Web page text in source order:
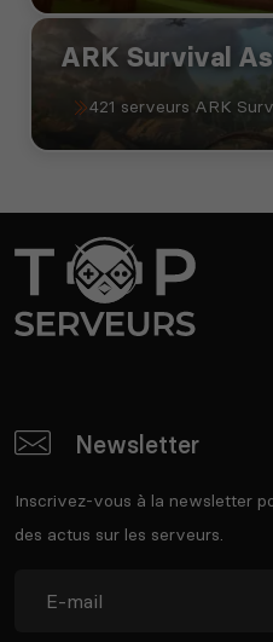
ARK Survival
421 serveurs ARK
Newsletter
Inscrivez-vous à la newsletter
des actus sur les serveurs.